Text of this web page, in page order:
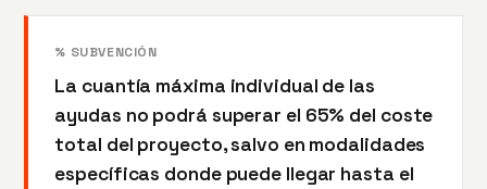
% SUBVENCIÓN
La cuantía máxima individual de las
ayudas no podrá superar el 65% del coste
total del proyecto, salvo en modalidades
específicas donde puede llegar hasta el